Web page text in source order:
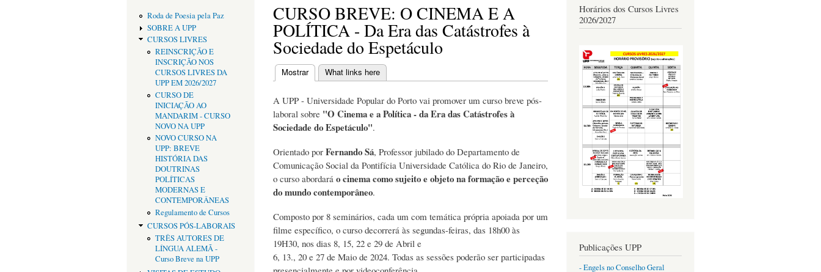
Roda de Poesia pela Paz
SOBRE A UPP
CURSOS LIVRES
REINSCRIÇÃO E
INSCRIÇÃO NOS
CURSOS LIVRES DA
UPP EM 2026/2027
CURSO DE
INICIAÇÃO AO
MANDARIM - CURSO
NOVO NA UPP
NOVO CURSO NA
UPP: BREVE
HISTÓRIA DAS
DOUTRINAS
POLÍTICAS
MODERNAS E
CONTEMPORÂNEAS
Regulamento de Cursos
CURSOS PÓS-LABORAIS
TRÊS AUTORES DE
LÍNGUA ALEMÃ -
Curso Breve na UPP
CURSO BREVE: O CINEMA E A
POLÍTICA - Da Era das Catástrofes à
Sociedade do Espetáculo
Separadores primários
Mostrar(separador ativo)
What links here
A UPP - Universidade Popular do Porto vai promover um curso breve pós-
laboral sobre "O Cinema e a Política - da Era das Catástrofes à
Sociedade do Espetáculo".
Orientado por Fernando Sá, Professor jubilado do Departamento de
Comunicação Social da Pontifícia Universidade Católica do Rio de Janeiro,
o curso abordará o cinema como sujeito e objeto na formação e perceção
do mundo contemporâneo.
Composto por 8 seminários, cada um com temática própria apoiada por um
filme específico, o curso decorrerá às segundas-feiras, das 18h00 às
19H30, nos dias 8, 15, 22 e 29 de Abril e
6, 13., 20 e 27 de Maio de 2024. Todas as sessões poderão ser participadas
Horários dos Cursos Livres
2026/2027
Publicações UPP
- Engels no Conselho Geral